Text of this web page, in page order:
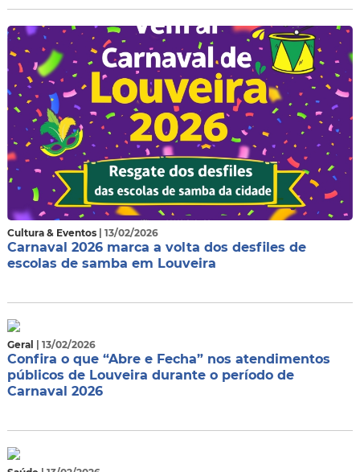
Cultura & Eventos | 13/02/2026
Carnaval 2026 marca a volta dos desfiles de
escolas de samba em Louveira
Geral | 13/02/2026
Confira o que “Abre e Fecha” nos atendimentos
públicos de Louveira durante o período de
Carnaval 2026